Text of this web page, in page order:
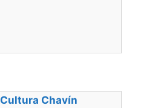
Cultura Chavín